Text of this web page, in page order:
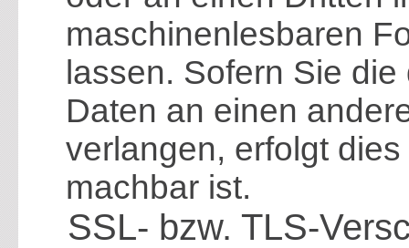
maschinenlesbaren
lassen. Sofern Sie
Daten an einen
verlangen, erfolgt
machbar ist.
SSL- bzw. TLS-